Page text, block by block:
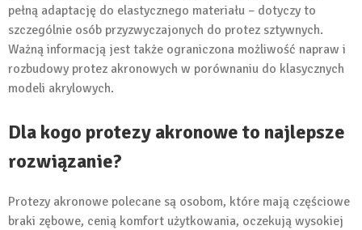
pełną adaptację do elastycznego materiału – dotyczy to
szczególnie osób przyzwyczajonych do protez sztywnych.
Ważną informacją jest także ograniczona możliwość napraw i
rozbudowy protez akronowych w porównaniu do klasycznych
modeli akrylowych.
Dla kogo protezy akronowe to najlepsze
rozwiązanie?
Protezy akronowe polecane są osobom, które mają częściowe
braki zębowe, cenią komfort użytkowania, oczekują wysokiej